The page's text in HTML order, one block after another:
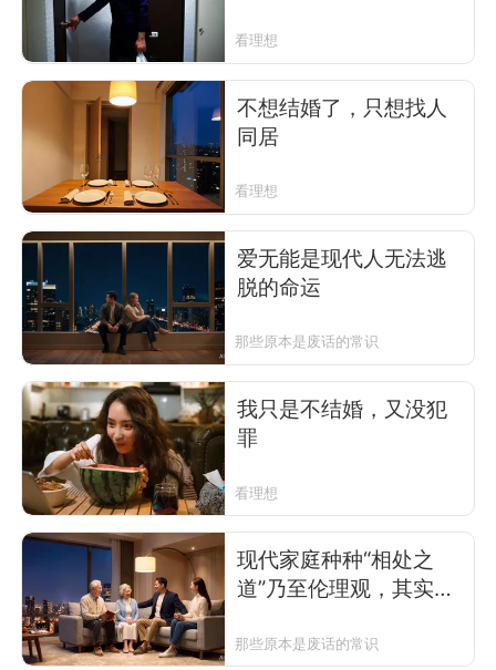
看理想
不想结婚了，只想找人
同居
看理想
爱无能是现代人无法逃
脱的命运
那些原本是废话的常识
我只是不结婚，又没犯
罪
看理想
现代家庭种种“相处之
道”乃至伦理观，其实百
那些原本是废话的常识